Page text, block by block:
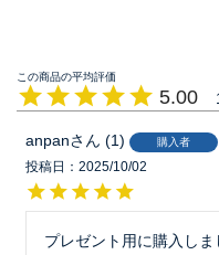
5.00
anpan 1 購入者
投稿日
2025/10/02
プレゼント用に購入し